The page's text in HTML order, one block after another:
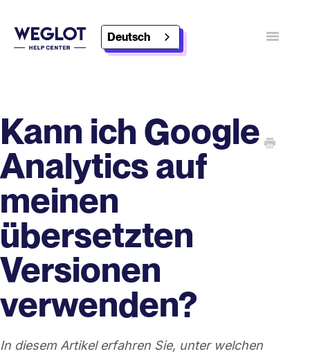
Deutsch
Kann ich Google
Analytics auf
meinen
übersetzten
Versionen
verwenden?
In diesem Artikel erfahren Sie, unter welchen